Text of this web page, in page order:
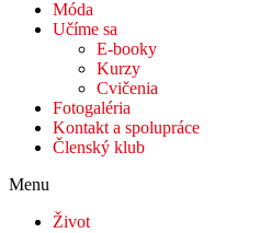
Móda
Učíme sa
E-booky
Kurzy
Cvičenia
Fotogaléria
Kontakt a spolupráce
Členský klub
Menu
Život